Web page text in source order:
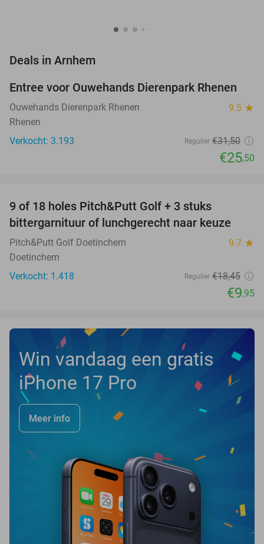
Deals in Arnhem
19%
Entree voor Ouwehands Dierenpark Rhenen
Ouwehands Dierenpark Rhenen 9.5 star
Rhenen
Verkocht: 3.193
Regulier €31,50
€25,50
9 of 18 holes Pitch&Putt Golf + 3 stuks
bittergarnituur of lunchgerecht naar keuze
Pitch&Putt Golf Doetinchem 9.7 star
Doetinchem
Verkocht: 1.418
Regulier €18,45
€9,95
Win vandaag een gratis
iPhone 17 Pro
Meer info